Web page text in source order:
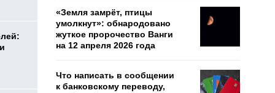
«Земля замрёт, птицы
умолкнут»: обнародовано
жуткое пророчество Ванги
на 12 апреля 2026 года
Что написать в сообщении
к банковскому переводу,